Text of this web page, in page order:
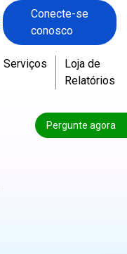
Conecte-se
conosco
Serviços
Loja de
Relatórios
Pergunte agora